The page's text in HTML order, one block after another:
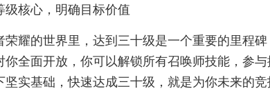
级核心，明确目标价值
荣耀的世界里，达到三十级是一个重要的里程
你全面开放，你可以解锁所有召唤师技能，参
坚实基础，快速达成三十级，就是为你未来的